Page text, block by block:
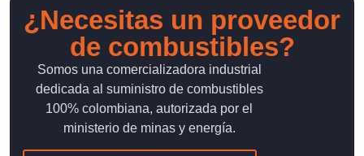
¿Necesitas un proveedor
de combustibles?
Somos una comercializadora industrial
dedicada al suministro de combustibles
100% colombiana, autorizada por el
ministerio de minas y energía.